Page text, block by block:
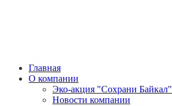
Главная
О компании
Эко-акция "Сохрани Байкал"
Новости компании